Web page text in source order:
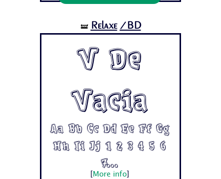
🝛 Relaxe /BD
V De
Vacia
Aa Bb Cc Dd Ee Ff Gg
Hh Ii Jj 1 2 3 4 5 6
7...
More info]